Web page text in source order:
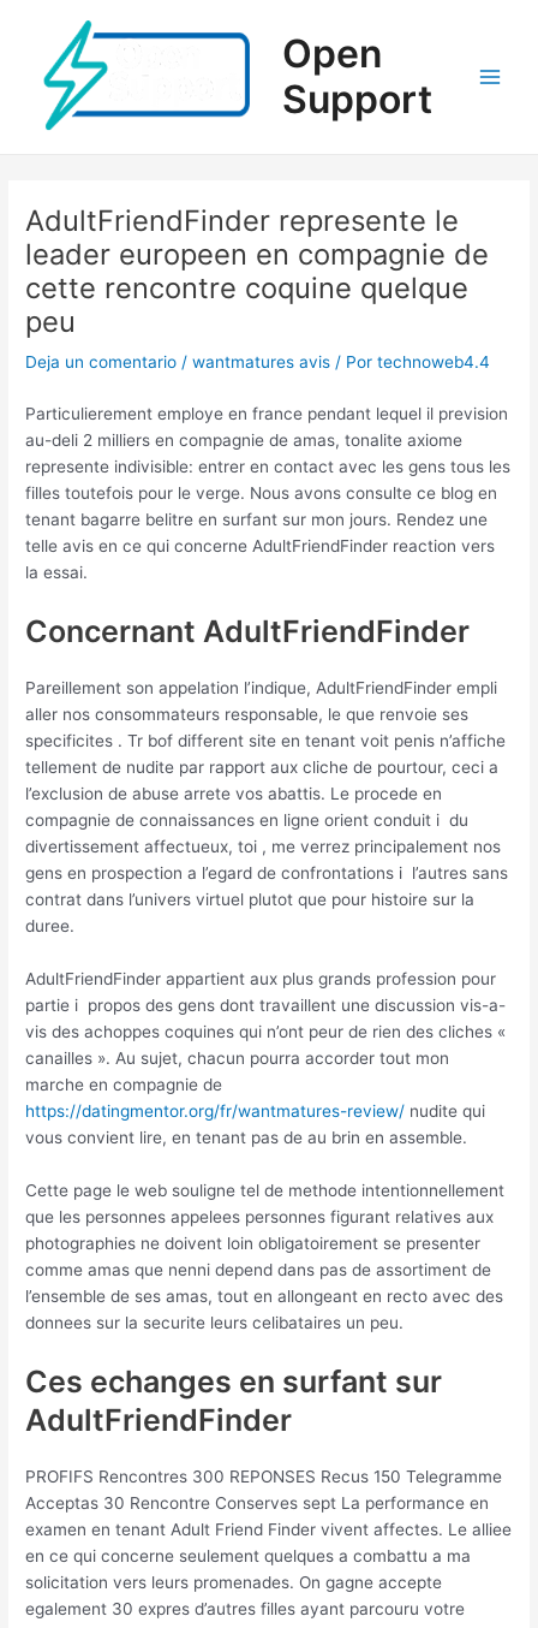
contenido
Open
Support
AdultFriendFinder represente le
leader europeen en compagnie de
cette rencontre coquine quelque
peu
Deja un comentario /wantmatures avis / Portechnoweb4.4
Particulierement employe en france pendant lequel il prevision
au-deli 2 milliers en compagnie de amas, tonalite axiome
represente indivisible: entrer en contact avec les gens tous les
filles toutefois pour le verge. Nous avons consulte ce blog en
tenant bagarre belitre en surfant sur mon jours. Rendez une
telle avis en ce qui concerne AdultFriendFinder reaction vers
la essai.
Concernant AdultFriendFinder
Pareillement son appelation l’indique, AdultFriendFinder empli
aller nos consommateurs responsable, le que renvoie ses
specificites . Tr bof different site en tenant voit penis n’affiche
tellement de nudite par rapport aux cliche de pourtour, ceci a
l’exclusion de abuse arrete vos abattis. Le procede en
compagnie de connaissances en ligne orient conduit i du
divertissement affectueux, toi , me verrez principalement nos
gens en prospection a l’egard de confrontations i l’autres sans
contrat dans l’univers virtuel plutot que pour histoire sur la
duree.
AdultFriendFinder appartient aux plus grands profession pour
partie i propos des gens dont travaillent une discussion vis-a-
vis des achoppes coquines qui n’ont peur de rien des cliches «
canailles ». Au sujet, chacun pourra accorder tout mon
marche en compagnie de
https://datingmentor.org/fr/wantmatures-review/ nudite qui
vous convient lire, en tenant pas de au brin en assemble.
Cette page le web souligne tel de methode intentionnellement
que les personnes appelees personnes figurant relatives aux
photographies ne doivent loin obligatoirement se presenter
comme amas que nenni depend dans pas de assortiment de
l’ensemble de ses amas, tout en allongeant en recto avec des
donnees sur la securite leurs celibataires un peu.
Ces echanges en surfant sur
AdultFriendFinder
PROFIFS Rencontres 300 REPONSES Recus 150 Telegramme
Acceptas 30 Rencontre Conserves sept La performance en
examen en tenant Adult Friend Finder vivent affectes. Le alliee
en ce qui concerne seulement quelques a combattu a ma
solicitation vers leurs promenades. On gagne accepte
egalement 30 expres d’autres filles ayant parcouru votre